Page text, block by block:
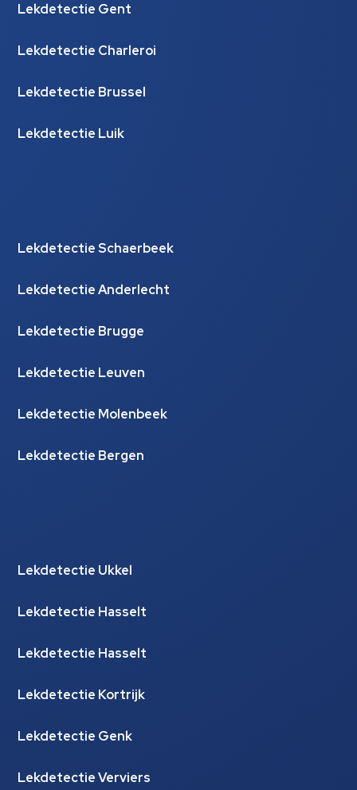
Lekdetectie Gent
Lekdetectie Charleroi
Lekdetectie Brussel
Lekdetectie Luik
Lekdetectie Schaerbeek
Lekdetectie Anderlecht
Lekdetectie Brugge
Lekdetectie Leuven
Lekdetectie Molenbeek
Lekdetectie Bergen
Lekdetectie Ukkel
Lekdetectie Hasselt
Lekdetectie Hasselt
Lekdetectie Kortrijk
Lekdetectie Genk
Lekdetectie Verviers